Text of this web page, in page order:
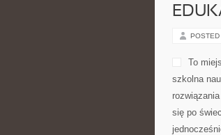
POSTED
To
szkolna
się po